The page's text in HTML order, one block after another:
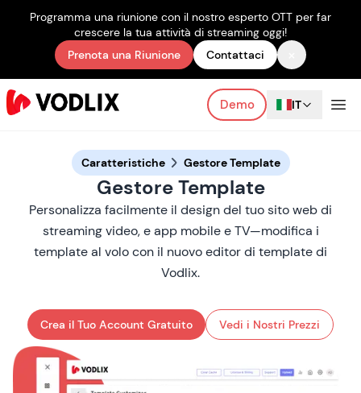
Programma una riunione con il nostro esperto OTT per far
crescere la tua attività di streaming oggi!
Prenota una Riunione
Contattaci
Demo IT
Caratteristiche Gestore Template
Gestore Template
Personalizza facilmente il design del tuo sito web di
streaming video, e app mobile e TV—modifica i
template al volo con il nuovo editor di template di
Vodlix.
Crea il Tuo Account Gratuito Vedi i Nostri Prezzi